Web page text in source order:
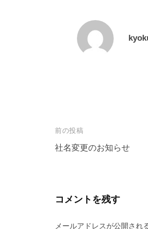
投
稿
ゲ
前の投稿
社名変更のお知らせ
コメントを残す
メールアドレスが公開され